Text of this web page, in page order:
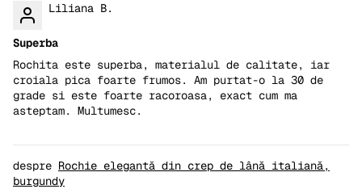
Liliana B.
Superba
Rochita este superba, materialul de calitate, iar
croiala pica foarte frumos. Am purtat-o la 30 de
grade si este foarte racoroasa, exact cum ma
asteptam. Multumesc.
Rochie elegantă din crep de lână italiană,
burgundy